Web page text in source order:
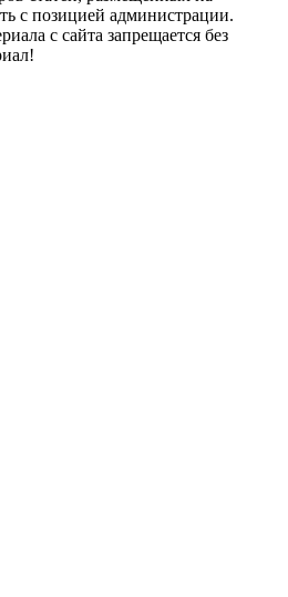
с позицией администрации.
с сайта запрещается без